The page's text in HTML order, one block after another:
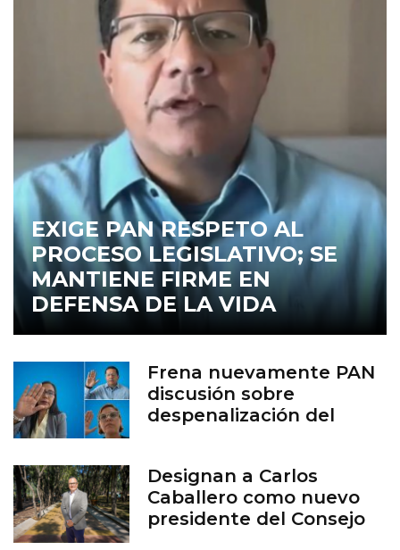
EXIGE PAN RESPETO AL
PROCESO LEGISLATIVO; SE
MANTIENE FIRME EN
DEFENSA DE LA VIDA
Frena nuevamente PAN
discusión sobre
despenalización del
Designan a Carlos
Caballero como nuevo
presidente del Consejo